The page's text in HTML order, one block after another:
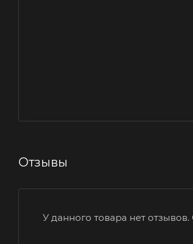
Отзывы
У данного товара нет